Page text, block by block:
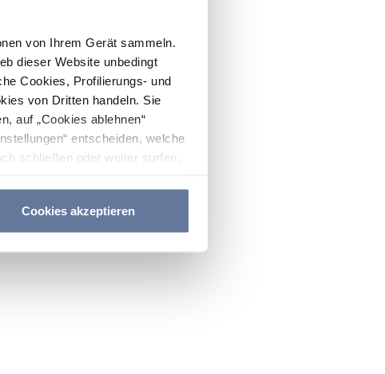
von Ihrem Gerät sammeln.
dieser Website unbedingt
Cookies, Profilierungs- und
von Dritten handeln. Sie
auf „Cookies ablehnen“
entscheiden, welche
schließen oder weiter surfen,
Cookies akzeptieren